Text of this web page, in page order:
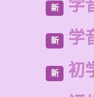
新 学
新 学
新
初